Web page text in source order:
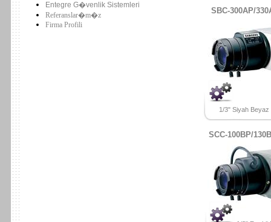
SBC-300AP/
1/3" Siyah
SCC-100BP/
Entegre G�venlik Sistemleri
Referanslar�m�z
Firma Profili